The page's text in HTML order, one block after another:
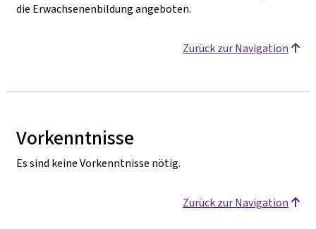
die Erwachsenenbildung angeboten.
Zurück zur Navigation
Vorkenntnisse
Es sind keine Vorkenntnisse nötig.
Zurück zur Navigation